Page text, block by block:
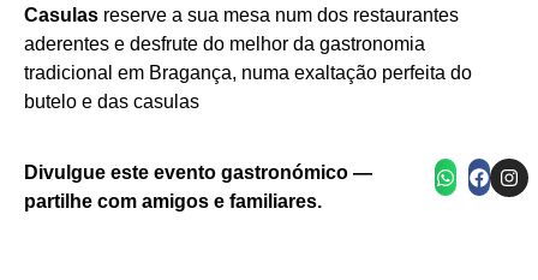
Casulas reserve a sua mesa num dos restaurantes
aderentes e desfrute do melhor da gastronomia
tradicional em Bragança, numa exaltação perfeita do
butelo e das casulas
Gratinado cremoso com queijo e ervas frescas
grão‑de‑bico
Bife grelhado com batatas fritas caseiras
tomate fresco
Prato brasileiro com arroz, feijão, carne e farofa
Divulgue este evento gastronómico —
partilhe com amigos e familiares.
Terras de Trás‑os‑Montes
Bragança
Município de Bragança
Gastronomia Tradicional